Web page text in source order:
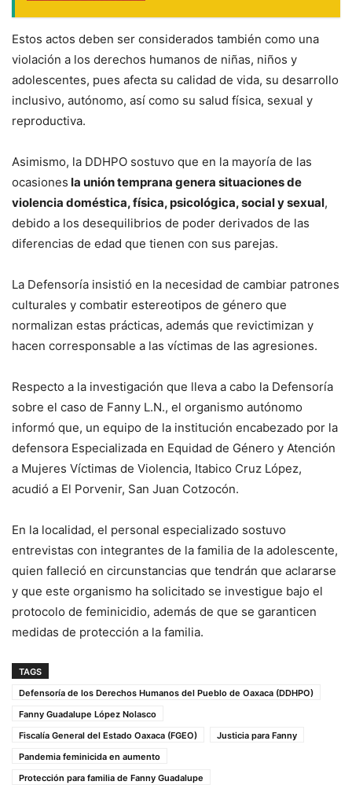
Estos actos deben ser considerados también como una
violación a los derechos humanos de niñas, niños y
adolescentes, pues afecta su calidad de vida, su desarrollo
inclusivo, autónomo, así como su salud física, sexual y
reproductiva.
Asimismo, la DDHPO sostuvo que en la mayoría de las
ocasiones la unión temprana genera situaciones de
violencia doméstica, física, psicológica, social y sexual,
debido a los desequilibrios de poder derivados de las
diferencias de edad que tienen con sus parejas.
La Defensoría insistió en la necesidad de cambiar patrones
culturales y combatir estereotipos de género que
normalizan estas prácticas, además que revictimizan y
hacen corresponsable a las víctimas de las agresiones.
Respecto a la investigación que lleva a cabo la Defensoría
sobre el caso de Fanny L.N., el organismo autónomo
informó que, un equipo de la institución encabezado por la
defensora Especializada en Equidad de Género y Atención
a Mujeres Víctimas de Violencia, Itabico Cruz López,
acudió a El Porvenir, San Juan Cotzocón.
En la localidad, el personal especializado sostuvo
entrevistas con integrantes de la familia de la adolescente,
quien falleció en circunstancias que tendrán que aclararse
y que este organismo ha solicitado se investigue bajo el
protocolo de feminicidio, además de que se garanticen
medidas de protección a la familia.
TAGS
Defensoría de los Derechos Humanos del Pueblo de Oaxaca (DDHPO)
Fanny Guadalupe López Nolasco
Fiscalía General del Estado Oaxaca (FGEO)
Justicia para Fanny
Pandemia feminicida en aumento
Protección para familia de Fanny Guadalupe